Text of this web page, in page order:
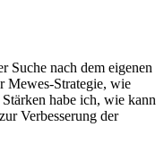
Suche nach dem eigenen
Mewes-Strategie, wie
habe ich, wie kann
Verbesserung der